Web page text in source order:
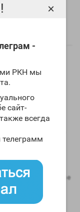
-
РКН мы
сайт-
всегда
телеграмм
×
компания из
стероиды,
многие другие
молодая, но
Цена на
выше среднего.
омнадрен.
Европы и стран
отзывы, связанные
Либо совсем
и
мягкие и не